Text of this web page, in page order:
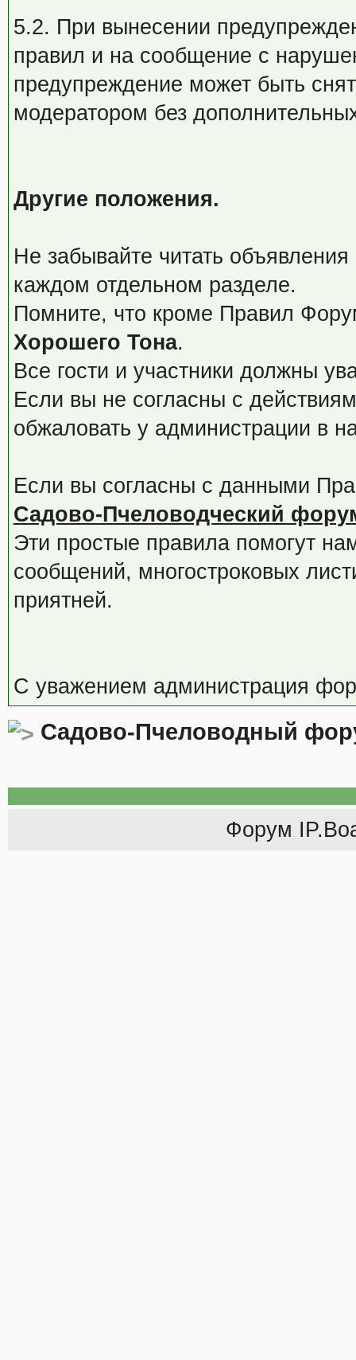
5.2. При вынесении
правил и на сообщение с
предупреждение может быть
модератором без
Другие положения.
Не забывайте читать
каждом отдельном разделе.
Помните, что кроме Правил
Хорошего Тона.
Все гости и участники должны
Если вы не согласны с
обжаловать у администрации в
Если вы согласны с данными
Садово-Пчеловодческий
Эти простые правила помогут
сообщений, многостроковых
приятней.
С уважением администрация
Садово-Пчеловодный
Форум